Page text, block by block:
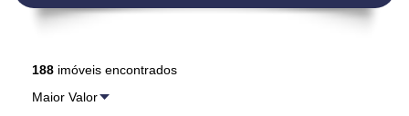
188 imóveis encontrados